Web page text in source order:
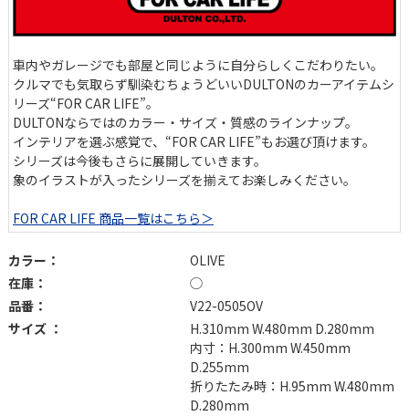
車内やガレージでも部屋と同じように自分らしくこだわりたい。
クルマでも気取らず馴染むちょうどいいDULTONのカーアイテムシ
リーズ“FOR CAR LIFE”。
DULTONならではのカラー・サイズ・質感のラインナップ。
インテリアを選ぶ感覚で、“FOR CAR LIFE”もお選び頂けます。
シリーズは今後もさらに展開していきます。
象のイラストが入ったシリーズを揃えてお楽しみください。
FOR CAR LIFE 商品一覧はこちら＞
カラー：
OLIVE
在庫：
◯
品番：
V22-0505OV
サイズ ：
H.310mm W.480mm D.280mm
内寸：H.300mm W.450mm
D.255mm
折りたたみ時：H.95mm W.480mm
D.280mm